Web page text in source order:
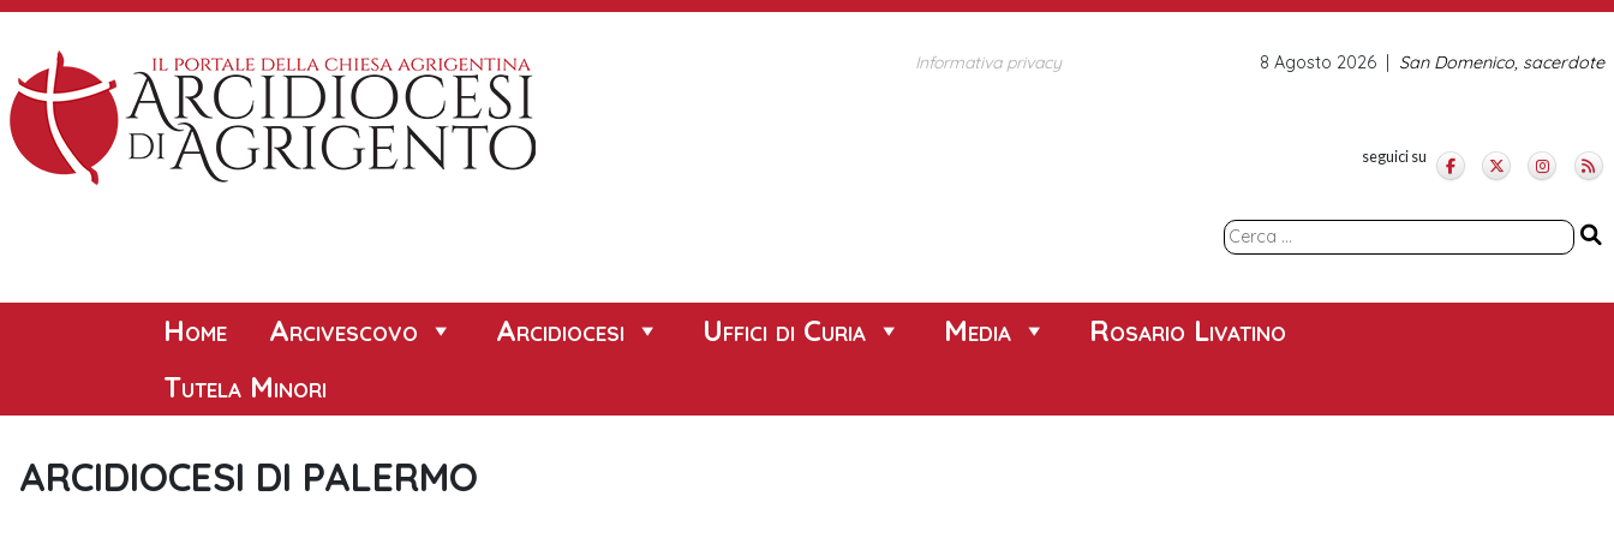
Skip
content
Informativa privacy San Domenico, sacerdote
8 Agosto 2026
seguici su
Ricerca
Home Arcivescovo Arcidiocesi Uffici di Curia Media
Rosario Livatino
Tutela Minori
ARCIDIOCESI DI PALERMO